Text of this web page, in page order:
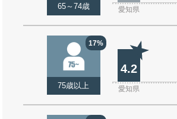
65～74歳 愛知県
17%
75歳以上
4.2
愛知県